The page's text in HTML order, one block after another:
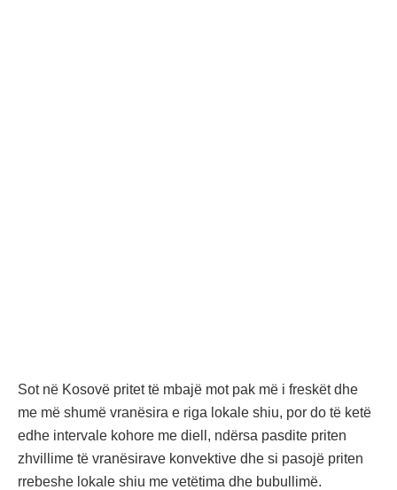
Sot në Kosovë pritet të mbajë mot pak më i freskët dhe
me më shumë vranësira e riga lokale shiu, por do të ketë
edhe intervale kohore me diell, ndërsa pasdite priten
zhvillime të vranësirave konvektive dhe si pasojë priten
rrebeshe lokale shiu me vetëtima dhe bubullimë.